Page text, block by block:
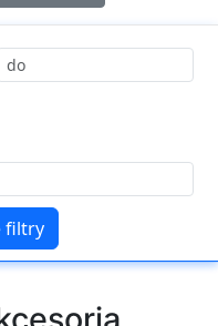
filtry